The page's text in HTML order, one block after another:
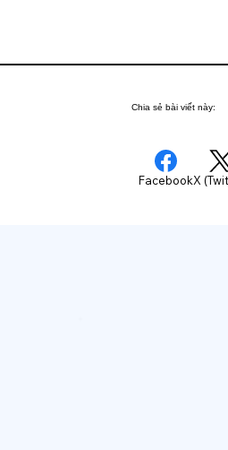
Chia sẻ bài viết này:
FacebookX